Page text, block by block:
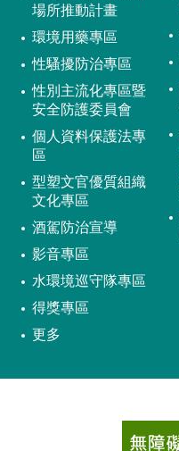
場所推動計畫
環境用藥專區
性騷擾防治專區
性別主流化專區暨
安全防護委員會
個人資料保護法專
區
型塑文官優質組織
文化專區
酒駕防治宣導
影音專區
水環境巡守隊專區
得獎專區
更多